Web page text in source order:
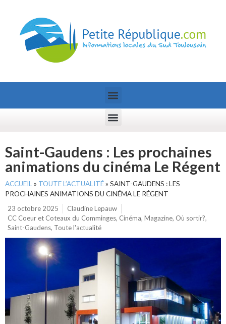
Saint-Gaudens : Les prochaines
animations du cinéma Le Régent
ACCUEIL » TOUTE L’ACTUALITÉ» SAINT-GAUDENS : LES
PROCHAINES ANIMATIONS DU CINÉMA LE RÉGENT
23 octobre 2025
Claudine Lepauw
CC Coeur et Coteaux du Comminges, Cinéma, Magazine, Où sortir?,
Saint-Gaudens, Toute l'actualité